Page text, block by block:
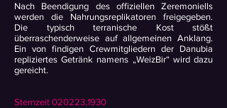
Nach Beendigung des offiziellen Zeremoniells
werden die Nahrungsreplikatoren freigegeben.
Die typisch terranische Kost stößt
überraschenderweise auf allgemeinen Anklang.
Ein von findigen Crewmitgliedern der Danubia
repliziertes Getränk namens „WeizBir“ wird dazu
gereicht.
Sternzeit 020223,1930